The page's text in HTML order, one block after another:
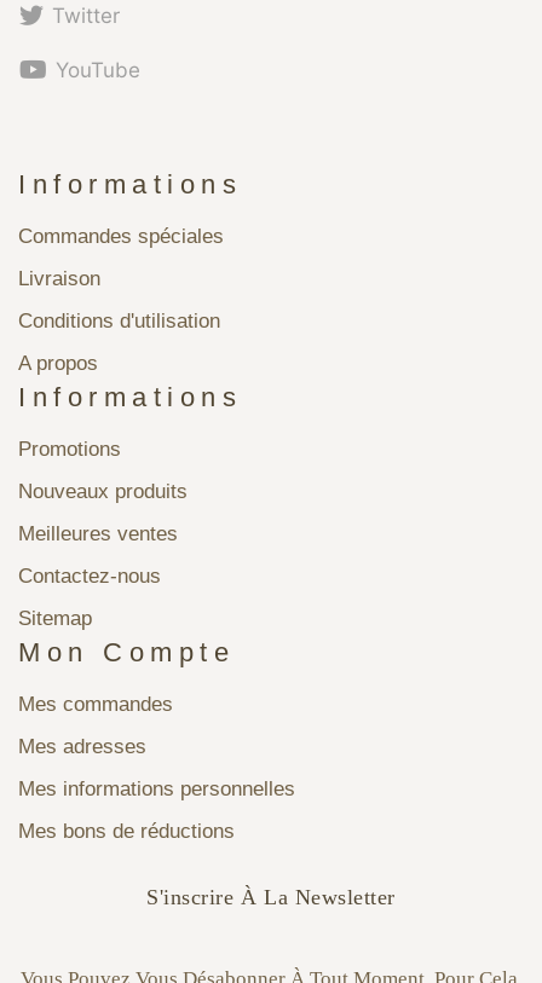
Twitter
YouTube
Informations
Commandes spéciales
Livraison
Conditions d'utilisation
A propos
Informations
Promotions
Nouveaux produits
Meilleures ventes
Contactez-nous
Sitemap
Mon Compte
Mes commandes
Mes adresses
Mes informations personnelles
Mes bons de réductions
S'inscrire À La Newsletter